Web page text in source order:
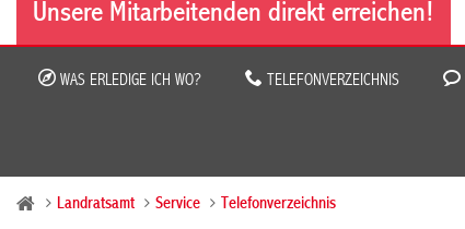
Unsere Mitarbeitenden direkt erreichen!
WAS ERLEDIGE ICH WO? TELEFONVERZEICHNIS
Landratsamt Service Telefonverzeichnis